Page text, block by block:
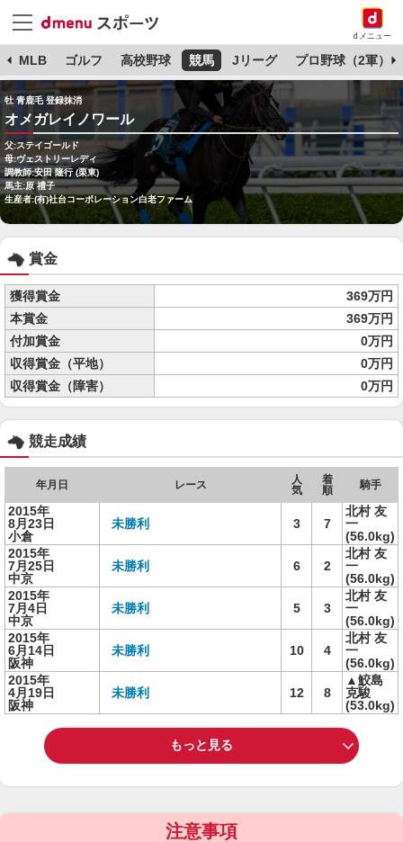
dメニュー
MLB ゴルフ 高校野球 競馬 Jリーグ プロ野球（2軍）
牡 青鹿毛 登録抹消
オメガレイノワール
父:ステイゴールド
母:ヴェストリーレディ
調教師:安田 隆行 (栗東)
馬主:原 禮子
生産者:(有)社台コーポレーション白老ファーム
賞金
獲得賞金
369万円
本賞金
369万円
付加賞金
0万円
収得賞金（平地）
0万円
収得賞金（障害）
0万円
競走成績
年月日 レース
人
気
着
順
騎手
2015年
8月23日
小倉
未勝利 3 7
北村 友
一
(56.0kg)
2015年
7月25日
中京
未勝利 6 2
北村 友
一
(56.0kg)
2015年
7月4日
中京
未勝利 5 3
北村 友
一
(56.0kg)
2015年
6月14日
阪神
未勝利 10 4
北村 友
一
(56.0kg)
2015年
4月19日
阪神
未勝利 12 8
▲鮫島
克駿
(53.0kg)
もっと見る
注意事項